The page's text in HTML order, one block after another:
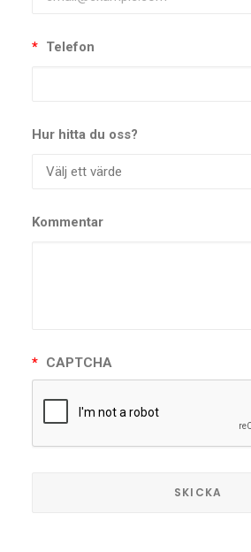
* Telefon
Hur hitta du oss?
Kommentar
* CAPTCHA